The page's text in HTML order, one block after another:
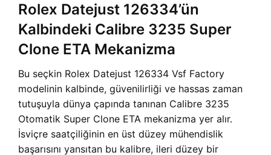
Rolex Datejust 126334’ün
Kalbindeki Calibre 3235 Super
Clone ETA Mekanizma
Bu seçkin Rolex Datejust 126334 Vsf Factory
modelinin kalbinde, güvenilirliği ve hassas zaman
tutuşuyla dünya çapında tanınan Calibre 3235
Otomatik Super Clone ETA mekanizma yer alır.
İsviçre saatçiliğinin en üst düzey mühendislik
başarısını yansıtan bu kalibre, ileri düzey bir